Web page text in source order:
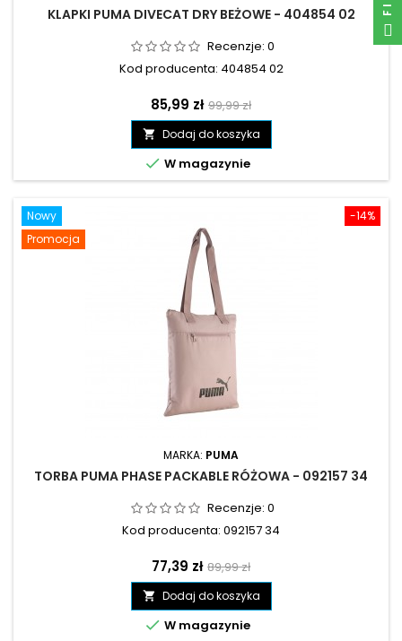
KLAPKI PUMA DIVECAT DRY BEŻOWE - 404854 02
Recenzje: 0
Kod producenta: 404854 02
Cena
85,99 zł Cena
podstawowa
99,99 zł
 Dodaj do koszyka
 W magazynie
-14%
Nowy
Promocja
MARKA: PUMA
TORBA PUMA PHASE PACKABLE RÓŻOWA - 092157 34
Recenzje: 0
Kod producenta: 092157 34
Cena
77,39 zł Cena
podstawowa
89,99 zł
 Dodaj do koszyka
 W magazynie